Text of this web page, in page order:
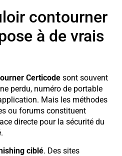
contourner
à de vrais
Certicode sont souvent
perdu, numéro de portable
Mais les méthodes
ou forums constituent
directe pour la sécurité du
ciblé. Des sites